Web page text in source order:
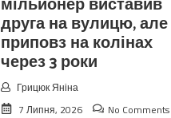
друга на вулицю, але
приповз на колінах
через 3 роки
Грицюк Яніна
7 Липня, 2026
No Comments